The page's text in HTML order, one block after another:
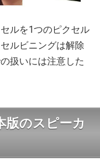
ルを1つのピクセル
ルビニングは解除
扱いには注意した
版のスピーカ